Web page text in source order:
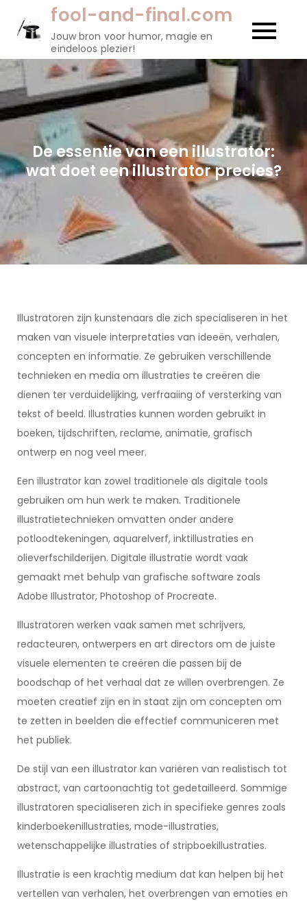
gaan
fool-and-final.com
Jouw bron voor humor, magie en
eindeloos plezier!
De essentie van een illustrator:
wat doet een illustrator precies?
Illustratoren zijn kunstenaars die zich specialiseren in het
maken van visuele interpretaties van ideeën, verhalen,
concepten en informatie. Ze gebruiken verschillende
technieken en media om illustraties te creëren die
dienen ter verduidelijking, verfraaiing of versterking van
tekst of beeld. Illustraties kunnen worden gebruikt in
boeken, tijdschriften, reclame, animatie, grafisch
ontwerp en nog veel meer.
Een illustrator kan zowel traditionele als digitale tools
gebruiken om hun werk te maken. Traditionele
illustratietechnieken omvatten onder andere
potloodtekeningen, aquarelverf, inktillustraties en
olieverfschilderijen. Digitale illustratie wordt vaak
gemaakt met behulp van grafische software zoals
Adobe Illustrator, Photoshop of Procreate.
Illustratoren werken vaak samen met schrijvers,
redacteuren, ontwerpers en art directors om de juiste
visuele elementen te creëren die passen bij de
boodschap of het verhaal dat ze willen overbrengen. Ze
moeten creatief zijn en in staat zijn om concepten om
te zetten in beelden die effectief communiceren met
het publiek.
De stijl van een illustrator kan variëren van realistisch tot
abstract, van cartoonachtig tot gedetailleerd. Sommige
illustratoren specialiseren zich in specifieke genres zoals
kinderboekenillustraties, mode-illustraties,
wetenschappelijke illustraties of stripboekillustraties.
Illustratie is een krachtig medium dat kan helpen bij het
vertellen van verhalen, het overbrengen van emoties en